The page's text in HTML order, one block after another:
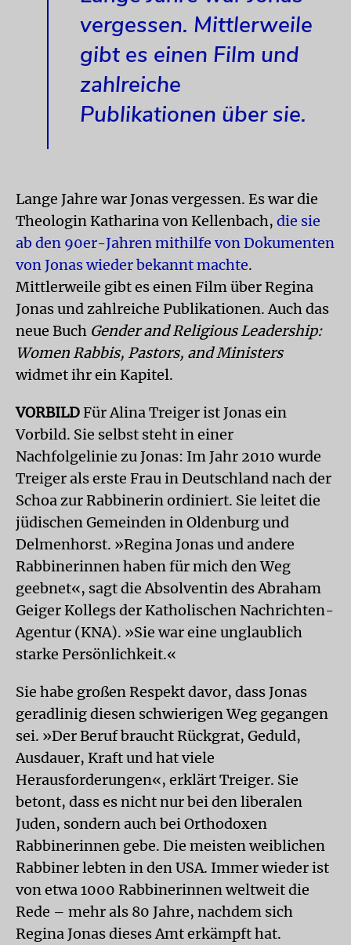
vergessen. Mittlerweile
gibt es einen Film und
zahlreiche
Publikationen über sie.
Lange Jahre war Jonas vergessen. Es war die
Theologin Katharina von Kellenbach, die sie
ab den 90er-Jahren mithilfe von Dokumenten
von Jonas wieder bekannt machte.
Mittlerweile gibt es einen Film über Regina
Jonas und zahlreiche Publikationen. Auch das
neue Buch Gender and Religious Leadership:
Women Rabbis, Pastors, and Ministers
widmet ihr ein Kapitel.
VORBILDFür Alina Treiger ist Jonas ein
Vorbild. Sie selbst steht in einer
Nachfolgelinie zu Jonas: Im Jahr 2010 wurde
Treiger als erste Frau in Deutschland nach der
Schoa zur Rabbinerin ordiniert. Sie leitet die
jüdischen Gemeinden in Oldenburg und
Delmenhorst. »Regina Jonas und andere
Rabbinerinnen haben für mich den Weg
geebnet«, sagt die Absolventin des Abraham
Geiger Kollegs der Katholischen Nachrichten-
Agentur (KNA). »Sie war eine unglaublich
starke Persönlichkeit.«
Sie habe großen Respekt davor, dass Jonas
geradlinig diesen schwierigen Weg gegangen
sei. »Der Beruf braucht Rückgrat, Geduld,
Ausdauer, Kraft und hat viele
Herausforderungen«, erklärt Treiger. Sie
betont, dass es nicht nur bei den liberalen
Juden, sondern auch bei Orthodoxen
Rabbinerinnen gebe. Die meisten weiblichen
Rabbiner lebten in den USA. Immer wieder ist
von etwa 1000 Rabbinerinnen weltweit die
Rede – mehr als 80 Jahre, nachdem sich
Regina Jonas dieses Amt erkämpft hat.